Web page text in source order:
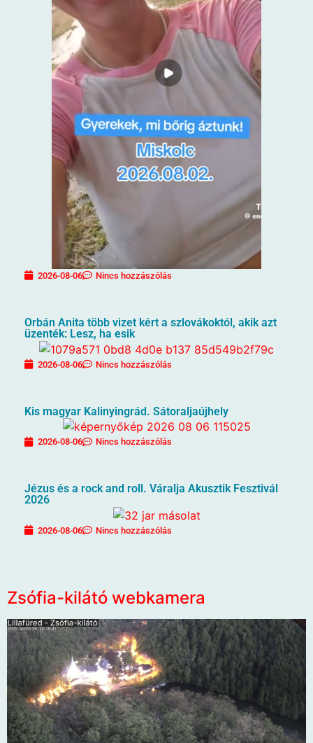
2026-08-06 Nincs hozzászólás
Orbán Anita több vizet kért a szlovákoktól, akik azt
üzenték: Lesz, ha esik
2026-08-06 Nincs hozzászólás
Kis magyar Kalinyingrád. Sátoraljaújhely
2026-08-06 Nincs hozzászólás
Jézus és a rock and roll. Váralja Akusztik Fesztivál
2026
2026-08-06 Nincs hozzászólás
Zsófia-kilátó webkamera